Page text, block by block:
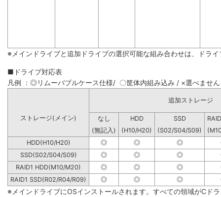
※メインドライブと追加ドライブの選択可能な組み合わせは、ドラ
■ドライブ対応表
凡例 ：◎リムーバブルケース仕様/ 〇筐体内組み込み / ×選べません
追加ストレージ
ストレージ(メイン) なし HDD SSD
(無記入)
(H10/H20) (S02/S04/S09)
HDD(H10/H20)
◎ ◎ ◎
SSD(S02/S04/S09)
◎ ◎ ◎
RAID1 HDD(M10/M20)
◎ ◎ ◎
RAID1 SSD(R02/R04/R09)
◎ ◎ ◎
※メインドライブにOSインストールされます。すべての領域がCド